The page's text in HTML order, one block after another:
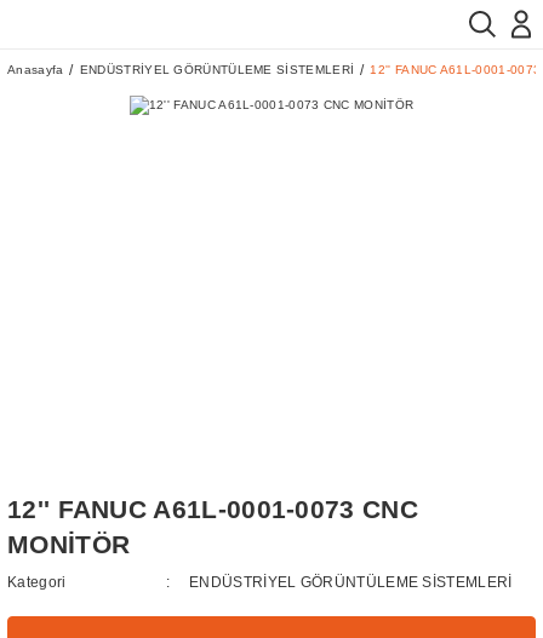
Anasayfa ENDÜSTRİYEL GÖRÜNTÜLEME SİSTEMLERİ 12'' FANUC A61L-0001-0073
12'' FANUC A61L-0001-0073 CNC
MONİTÖR
Kategori ENDÜSTRİYEL GÖRÜNTÜLEME SİSTEMLERİ